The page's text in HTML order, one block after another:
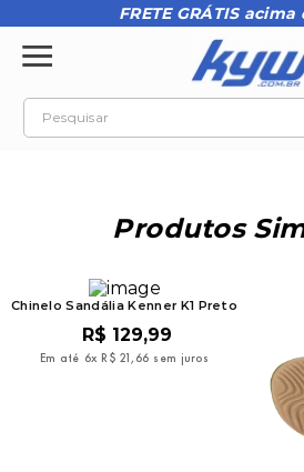
FRETE GRÁTIS acima
Pesquisar
Produtos
Chinelo Sandália Kenner K1 Preto
R$ 129,99
Em até 6x R$ 21 , 66 sem juros
oakley
4º boné
5 kenner